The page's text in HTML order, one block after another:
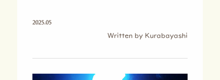
2025.05
Kurabayashi